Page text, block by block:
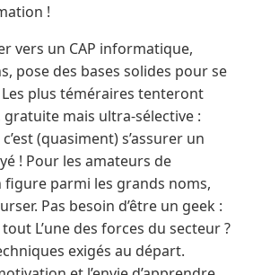
!
vers un CAP informatique,
pose des bases solides pour se
plus téméraires tenteront
gratuite mais ultra-sélective :
(quasiment) s’assurer un
! Pour les amateurs de
figure parmi les grands noms,
Pas besoin d’être un geek :
L’une des forces du secteur ?
exigés au départ.